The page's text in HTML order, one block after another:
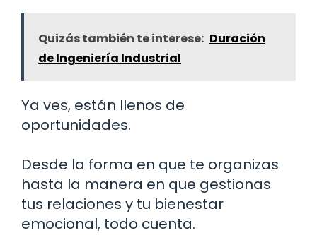
Quizás también te interese: Duración
de Ingeniería Industrial
Ya ves, están llenos de
oportunidades.
Desde la forma en que te organizas
hasta la manera en que gestionas
tus relaciones y tu bienestar
emocional, todo cuenta.